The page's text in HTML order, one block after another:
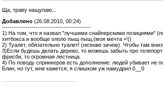
Ща, траву нащупаю...
Добавлено (26.08.2010, 00:24)
---------------------------------------------
1) На том, что я назвал "лучшими снайперскими позициями"
хитбокса и вообще ололо пыщ пыщ.(моя мечта ='()
2) Туалет, обязательно туалет! (незнаю зачем). Чтобы там
3)Если будешь делать дерево, то можешь забыть про
фрисби, то огромная лестница.
4) По поводу спринкеров есть дополнение: людей убивает не
Блин, но тут, мне кажется, я слишком уж намудрил 0__0